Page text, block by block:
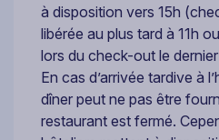
à disposition vers 15h
libérée au plus tard à 11h
lors du check-out le
En cas d’arrivée tardive à
dîner peut ne pas être
restaurant est fermé.